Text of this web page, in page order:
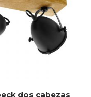
dos cabezas